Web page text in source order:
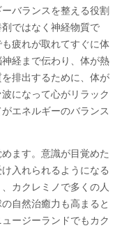
バランスを整える役割
ではなく神経物質で
疲れが取れてすぐに体
経まで伝わり、体が熱
排出するために、体が
になって心がリラック
エネルギーのバランス
ます。意識が目覚めた
入れられるようになる
カクレミノで多くの人
自然治癒力も高まると
ージーランドでもカク